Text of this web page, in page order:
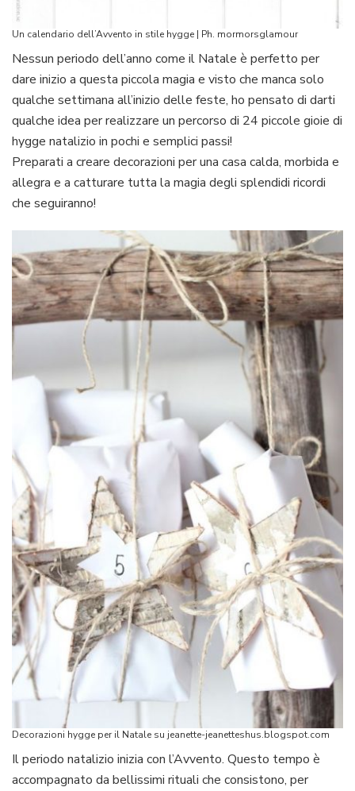
Un calendario dell’Avvento in stile hygge | Ph. mormorsglamour
Nessun periodo dell’anno come il Natale è perfetto per
dare inizio a questa piccola magia e visto che manca solo
qualche settimana all’inizio delle feste, ho pensato di darti
qualche idea per realizzare un percorso di 24 piccole gioie di
hygge natalizio in pochi e semplici passi!
Preparati a creare decorazioni per una casa calda, morbida e
allegra e a catturare tutta la magia degli splendidi ricordi
che seguiranno!
Decorazioni hygge per il Natale su jeanette-jeanetteshus.blogspot.com
Il periodo natalizio inizia con l’Avvento. Questo tempo è
accompagnato da bellissimi rituali che consistono, per